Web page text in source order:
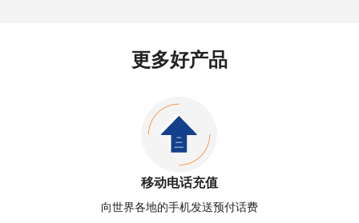
更多好产品
移动电话充值
向世界各地的手机发送预付话费